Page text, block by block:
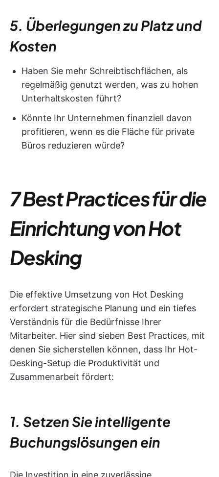
5. Überlegungen zu Platz und
Kosten
Haben Sie mehr Schreibtischflächen, als
regelmäßig genutzt werden, was zu hohen
Unterhaltskosten führt?
Könnte Ihr Unternehmen finanziell davon
profitieren, wenn es die Fläche für private
Büros reduzieren würde?
7 Best Practices für die
Einrichtung von Hot
Desking
Die effektive Umsetzung von Hot Desking
erfordert strategische Planung und ein tiefes
Verständnis für die Bedürfnisse Ihrer
Mitarbeiter. Hier sind sieben Best Practices, mit
denen Sie sicherstellen können, dass Ihr Hot-
Desking-Setup die Produktivität und
Zusammenarbeit fördert:
1. Setzen Sie intelligente
Buchungslösungen ein
Die Investition in eine zuverlässige